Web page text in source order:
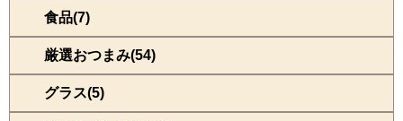
食品(7)
厳選おつまみ(54)
グラス(5)